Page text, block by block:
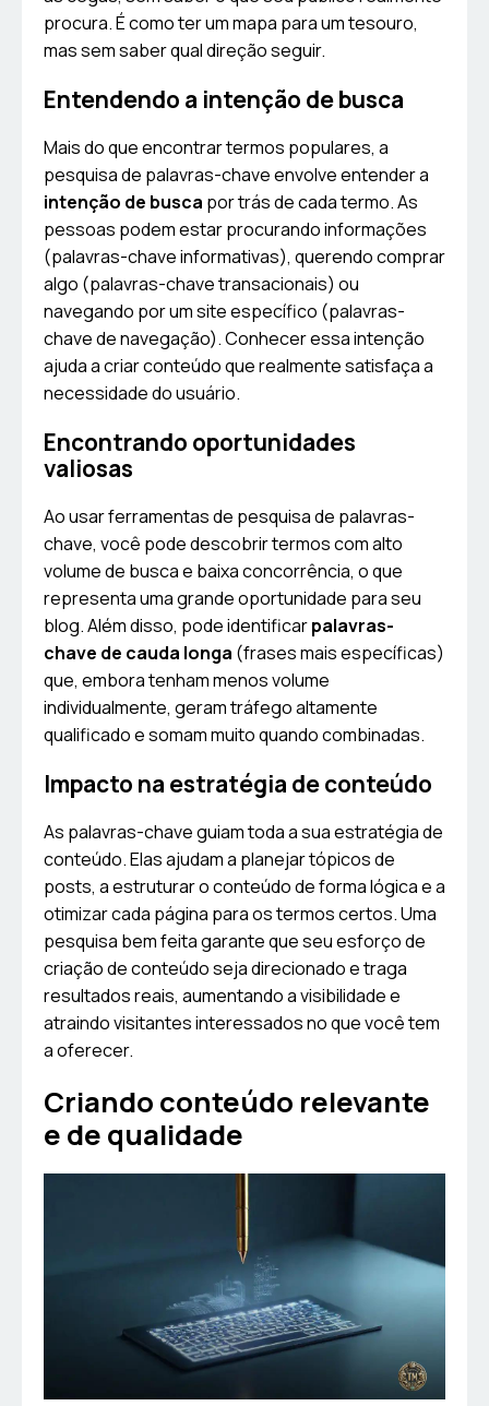
procura. É como ter um mapa para um tesouro,
mas sem saber qual direção seguir.
Entendendo a intenção de busca
Mais do que encontrar termos populares, a
pesquisa de palavras-chave envolve entender a
intenção de busca por trás de cada termo. As
pessoas podem estar procurando informações
(palavras-chave informativas), querendo comprar
algo (palavras-chave transacionais) ou
navegando por um site específico (palavras-
chave de navegação). Conhecer essa intenção
ajuda a criar conteúdo que realmente satisfaça a
necessidade do usuário.
Encontrando oportunidades
valiosas
Ao usar ferramentas de pesquisa de palavras-
chave, você pode descobrir termos com alto
volume de busca e baixa concorrência, o que
representa uma grande oportunidade para seu
blog. Além disso, pode identificarpalavras-
chave de cauda longa (frases mais específicas)
que, embora tenham menos volume
individualmente, geram tráfego altamente
qualificado e somam muito quando combinadas.
Impacto na estratégia de conteúdo
As palavras-chave guiam toda a sua estratégia de
conteúdo. Elas ajudam a planejar tópicos de
posts, a estruturar o conteúdo de forma lógica e a
otimizar cada página para os termos certos. Uma
pesquisa bem feita garante que seu esforço de
criação de conteúdo seja direcionado e traga
resultados reais, aumentando a visibilidade e
atraindo visitantes interessados no que você tem
a oferecer.
Criando conteúdo relevante
e de qualidade